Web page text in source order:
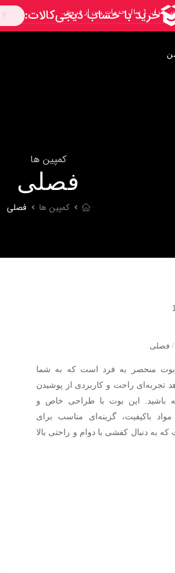
کمپین ها
فصلی
کمپین ها فصلی
/فصلی
منحصر به فرد است که به شما
تجربه‌ای راحت و کاربردی از پوشیدن
باشید. این بوت با طراحی خاص و
مواد باکیفیت، گزینه‌ای مناسب برای
به دنبال کفشی با دوام و راحتی بالا